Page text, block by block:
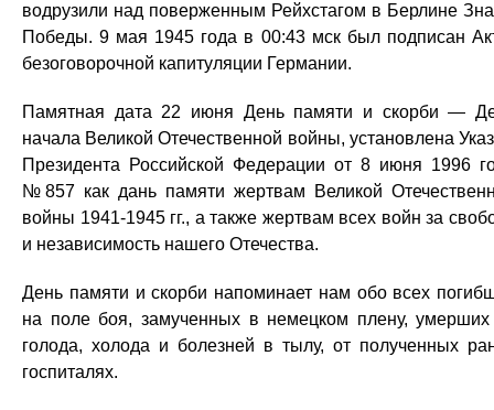
водрузили над поверженным Рейхстагом в Берлине
Победы. 9 мая 1945 года в 00:43 мск был подписан
безоговорочной капитуляции Германии.
Памятная дата 22 июня День памяти и скорби —
начала Великой Отечественной войны, установлена
Президента Российской Федерации от 8 июня 1996
№857 как дань памяти жертвам Великой
войны 1941-1945 гг., а также жертвам всех войн за
и независимость нашего Отечества.
День памяти и скорби напоминает нам обо всех
на поле боя, замученных в немецком плену, умерших
голода, холода и болезней в тылу, от полученных
госпиталях.